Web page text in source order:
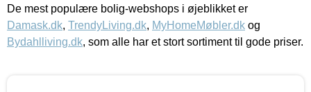
De mest populære bolig-webshops i øjeblikket er
Damask.dk, TrendyLiving.dk, MyHomeMøbler.dk og
Bydahlliving.dk, som alle har et stort sortiment til gode priser.